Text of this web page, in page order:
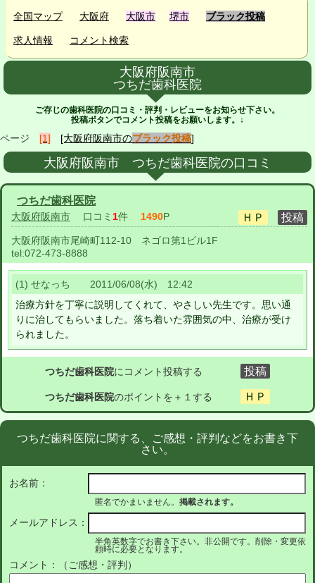
全国マップ 大阪府 大阪市 堺市 ブラック投稿
求人情報 コメント検索
大阪府阪南市
つちだ歯科医院
ご存じの歯科医院の口コミ・評判・レビューをお知らせ下さい。
投稿ボタンでコメント投稿をお願いします。↓
ページ [1] [大阪府阪南市のブラック投稿]
大阪府阪南市 つちだ歯科医院の口コミ
つちだ歯科医院
大阪府阪南市 口コミ 1件 1490P
大阪府阪南市尾崎町112-10 ネゴロ第1ビル1F
tel:072-473-8888
(1) せなっち 2011/06/08(水) 12:42
治療方針を丁寧に説明してくれて、やさしい先生です。思い通
りに治してもらいました。落ち着いた雰囲気の中、治療が受け
られました。
つちだ歯科医院にコメント投稿する
つちだ歯科医院のポイントを＋１する
つちだ歯科医院に関する、ご感想・評判などをお書き下
さい。
お名前：
匿名でかまいません。 掲載されます。
メールアドレス：
半角英数字でお書き下さい。非公開です。削除・変更依
頼時に必要となります。
コメント：（ご感想・評判）